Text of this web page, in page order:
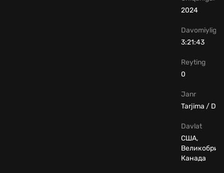
2024
Janr
Tarjima /
Davomiyligi
3:21:43
Davlat
США,
Канада
Reyting
0